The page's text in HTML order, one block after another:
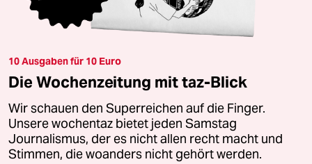
10 Ausgaben für 10 Euro
Die Wochenzeitung mit taz-Blick
Wir schauen den Superreichen auf die Finger.
Unsere wochentaz bietet jeden Samstag
Journalismus, der es nicht allen recht macht und
Stimmen, die woanders nicht gehört werden.